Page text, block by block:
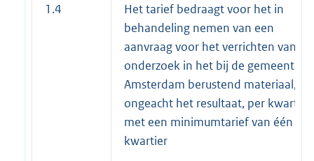
1.4
Het tarief bedraagt voor het in
behandeling nemen van een
aanvraag voor het verrichten van
onderzoek in het bij de gemeente
Amsterdam berustend materiaal,
ongeacht het resultaat, per kwartier,
met een minimumtarief van één
kwartier